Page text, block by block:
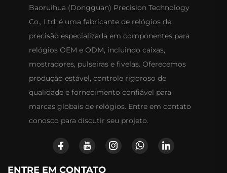
Baoruihua (Dongguan) Precision Technology
Co., Ltd. é uma fabricante de relógios de
precisão especializada em componentes para
relógios OEM e ODM, incluindo caixas,
mostradores, pulseiras e fivelas. Oferecemos
produção estável, controle rigoroso de
qualidade e fornecimento confiável para
marcas globais de relógios. Entre em contato
conosco para discutir seu projeto.
ENTRE EM CONTATO